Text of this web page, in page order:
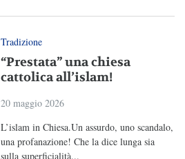
Tradizione
“Prestata” una chiesa
cattolica all’islam!
20 maggio 2026
L’islam in Chiesa.Un assurdo, uno scandalo,
una profanazione! Che la dice lunga sia
sulla superficialità...